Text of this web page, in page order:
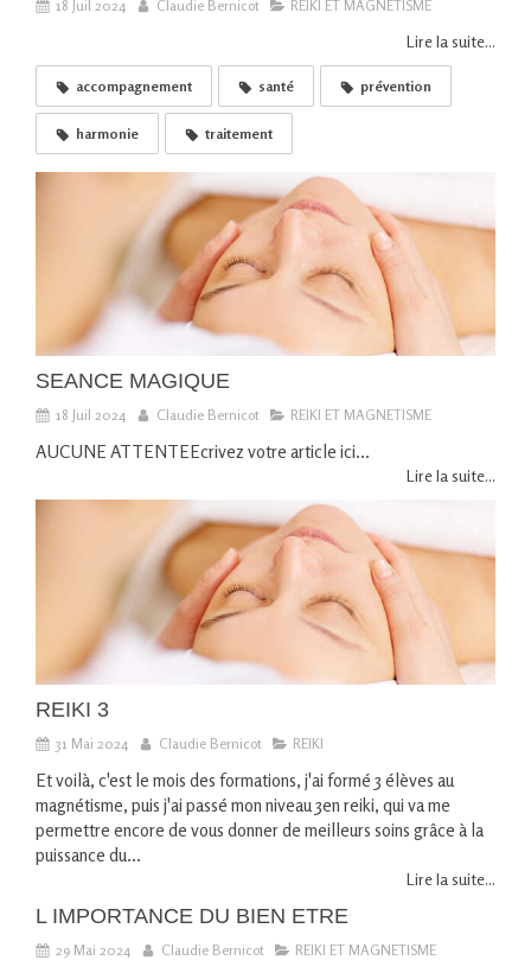
18 Juil 2024 Claudie Bernicot REIKI ET MAGNETISME
Lire la suite...
accompagnement santé prévention
harmonie traitement
SEANCE MAGIQUE
18 Juil 2024 Claudie Bernicot REIKI ET MAGNETISME
AUCUNE ATTENTEEcrivez votre article ici...
Lire la suite...
REIKI 3
31 Mai 2024 Claudie Bernicot REIKI
Et voilà, c'est le mois des formations, j'ai formé 3 élèves au
magnétisme, puis j'ai passé mon niveau 3en reiki, qui va me
permettre encore de vous donner de meilleurs soins grâce à la
puissance du...
Lire la suite...
L IMPORTANCE DU BIEN ETRE
29 Mai 2024 Claudie Bernicot REIKI ET MAGNETISME